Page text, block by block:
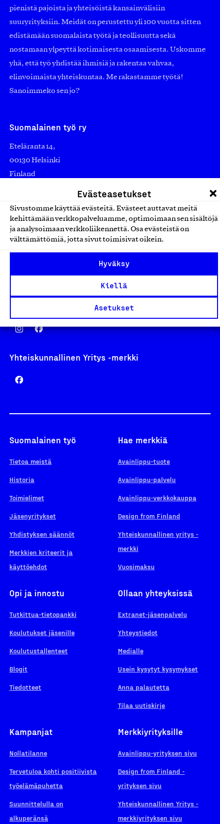
Evästeasetukset
Sivustomme käyttää evästeitä. Evästeet auttavat meitä
kehittämään verkkopalveluamme, optimoimaan sen sisältöjä
ja analysoimaan verkkoliikennettä. Osa evästeistä on
välttämättömiä, jotta sivut toimisivat oikein.
Hyväksy
Kiellä
Asetukset
pienistä pajoista ja yhteisöistä kansainvälisiin
suuryrityksiin. Meidät on perustettu yli 100 vuotta sitten
edistämään suomalaista työtä ja teollisuutta sekä
nostamaan ylpeyttä kotimaisesta osaamisesta. Uskomme
yhä, että työ yhdistää ihmisiä ja rakentaa vahvaa,
elinvoimaista yhteiskuntaa. Me rakastamme työtä!
Sanoimmeko sen jo?
Suomalainen työ ry
Eteläranta 14,
00130 Helsinki
Finland
Avainlippu
Yhteiskunnallinen Yritys -merkki
Suomalainen työ
Tietoa meistä
Historia
Toimielimet
Jäsenyritykset
Yhdistyksen säännöt
Merkkien kriteerit ja
käyttöehdot
Hae merkkiä
Avainlippu-tuote
Avainlippu-palvelu
Avainlippu-verkkokauppa
Design from Finland
Yhteiskunnallinen yritys -
merkki
Vuosimaksu
Opi ja innostu
Tutkittua-tietopankki
Koulutukset jäsenille
Koulutustallenteet
Blogit
Tiedotteet
Ollaan yhteyksissä
Extranet-jäsenpalvelu
Yhteystiedot
Medialle
Usein kysytyt kysymykset
Anna palautetta
Tilaa uutiskirje
Kampanjat
Nollatilanne
Tervetuloa kohti positiivista
työelämäpuhetta
Suunnittelulla on
alkuperänsä
Merkkiyrityksille
Avainlippu-yrityksen sivu
Design from Finland -
yrityksen sivu
Yhteiskunnallinen Yritys -
merkkiyrityksen sivu